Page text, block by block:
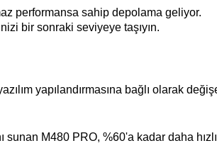
performansa sahip depolama geliyor.
bir sonraki seviyeye taşıyın.
yapılandırmasına bağlı olarak
M480 PRO, %60'a kadar daha